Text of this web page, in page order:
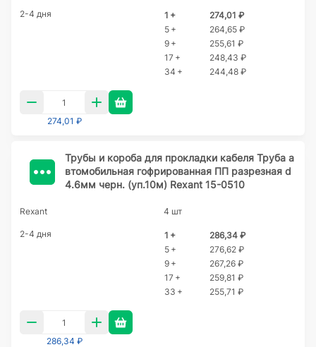
2-4 дня 1 +
274,01 ₽
5 +
264,65 ₽
9 +
255,61 ₽
17 +
248,43 ₽
34 +
244,48 ₽
274,01 ₽
Трубы и короба для прокладки кабеля Труба а
втомобильная гофрированная ПП разрезная d
4.6мм черн. (уп.10м) Rexant 15-0510
Rexant 4 шт
2-4 дня 1 +
286,34 ₽
5 +
276,62 ₽
9 +
267,26 ₽
17 +
259,81 ₽
33 +
255,71 ₽
286,34 ₽